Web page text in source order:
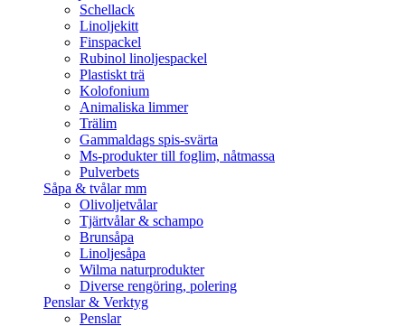
Schellack
Linoljekitt
Finspackel
Rubinol linoljespackel
Plastiskt trä
Kolofonium
Animaliska limmer
Trälim
Gammaldags spis-svärta
Ms-produkter till foglim, nåtmassa
Pulverbets
Såpa & tvålar mm
Olivoljetvålar
Tjärtvålar & schampo
Brunsåpa
Linoljesåpa
Wilma naturprodukter
Diverse rengöring, polering
Penslar & Verktyg
Penslar